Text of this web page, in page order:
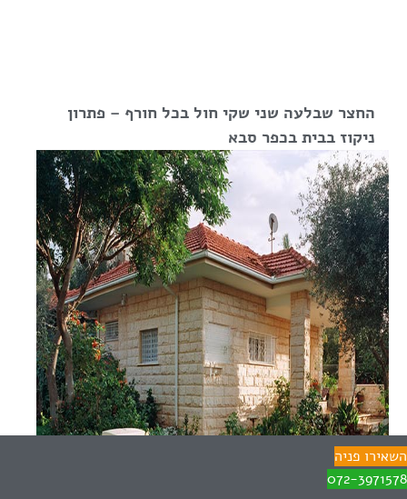
החצר שבלעה שני שקי חול בכל חורף – פתרון
ניקוז בבית בכפר סבא
השאירו פניה
072-3971578